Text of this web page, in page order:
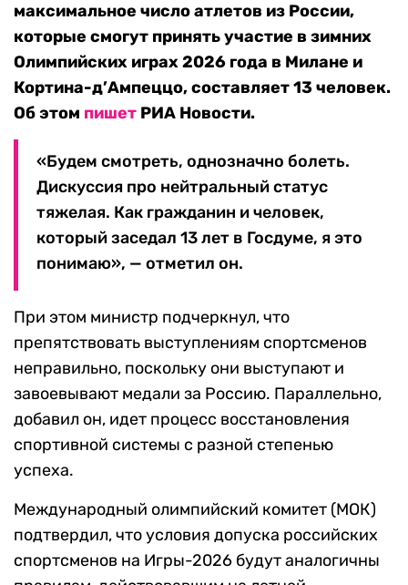
максимальное число атлетов из России,
которые смогут принять участие в зимних
Олимпийских играх 2026 года в Милане и
Кортина-д’Ампеццо, составляет 13 человек.
Об этом пишет РИА Новости.
«Будем смотреть, однозначно болеть.
Дискуссия про нейтральный статус
тяжелая. Как гражданин и человек,
который заседал 13 лет в Госдуме, я это
понимаю», — отметил он.
При этом министр подчеркнул, что
препятствовать выступлениям спортсменов
неправильно, поскольку они выступают и
завоевывают медали за Россию. Параллельно,
добавил он, идет процесс восстановления
спортивной системы с разной степенью
успеха.
Международный олимпийский комитет (МОК)
подтвердил, что условия допуска российских
спортсменов на Игры-2026 будут аналогичны